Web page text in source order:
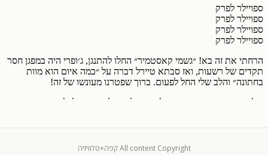
All content Copyright קפה+טלוויזיה